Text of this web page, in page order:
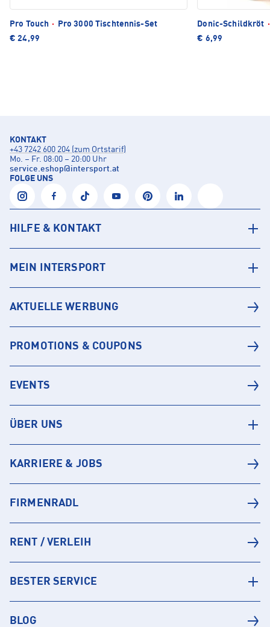
Pro Touch ·
Pro 3000 Tischtennis-Set
€ 24,99
Donic-Schildkröt ·
€ 6,99
KONTAKT
+43 7242 600 204 (zum Ortstarif)
Mo. – Fr. 08:00 – 20:00 Uhr
service.eshop@intersport.at
FOLGE UNS
HILFE & KONTAKT
MEIN INTERSPORT
AKTUELLE WERBUNG
PROMOTIONS & COUPONS
EVENTS
ÜBER UNS
KARRIERE & JOBS
FIRMENRADL
RENT / VERLEIH
BESTER SERVICE
BLOG